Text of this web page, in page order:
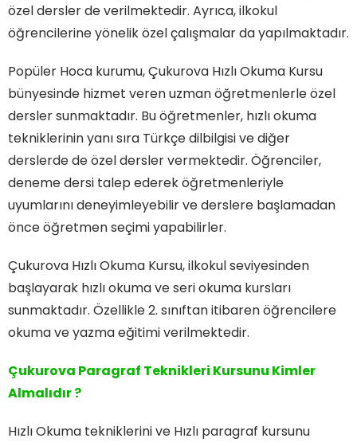
özel dersler de verilmektedir. Ayrıca, ilkokul
öğrencilerine yönelik özel çalışmalar da yapılmaktadır.
Popüler Hoca kurumu, Çukurova Hızlı Okuma Kursu
bünyesinde hizmet veren uzman öğretmenlerle özel
dersler sunmaktadır. Bu öğretmenler, hızlı okuma
tekniklerinin yanı sıra Türkçe dilbilgisi ve diğer
derslerde de özel dersler vermektedir. Öğrenciler,
deneme dersi talep ederek öğretmenleriyle
uyumlarını deneyimleyebilir ve derslere başlamadan
önce öğretmen seçimi yapabilirler.
Çukurova Hızlı Okuma Kursu, ilkokul seviyesinden
başlayarak hızlı okuma ve seri okuma kursları
sunmaktadır. Özellikle 2. sınıftan itibaren öğrencilere
okuma ve yazma eğitimi verilmektedir.
Çukurova Paragraf Teknikleri Kursunu Kimler
Almalıdır ?
Hızlı Okuma tekniklerini ve Hızlı paragraf kursunu